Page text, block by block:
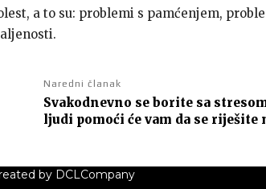
a to su: problemi s pamćenjem,
Naredni članak
Svakodnevno se borite sa
ljudi pomoći će vam da se riješite
by DCLCompany